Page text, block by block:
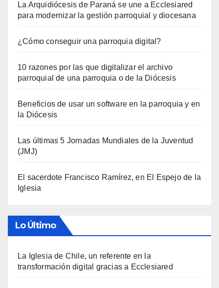
La Arquidiócesis de Paraná se une a Ecclesiared
para modernizar la gestión parroquial y diocesana
¿Cómo conseguir una parroquia digital?
10 razones por las que digitalizar el archivo
parroquial de una parroquia o de la Diócesis
Beneficios de usar un software en la parroquia y en
la Diócesis
Las últimas 5 Jornadas Mundiales de la Juventud
(JMJ)
El sacerdote Francisco Ramírez, en El Espejo de la
Iglesia
Lo Último
La Iglesia de Chile, un referente en la
transformación digital gracias a Ecclesiared